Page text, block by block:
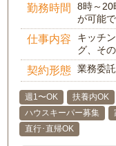
勤務時間
8時～20
が可能
仕事内容
キッチ
グ、そ
契約形態 業務委託
週1〜OK 扶養内OK
ハウスキーパー募集
直行･直帰OK